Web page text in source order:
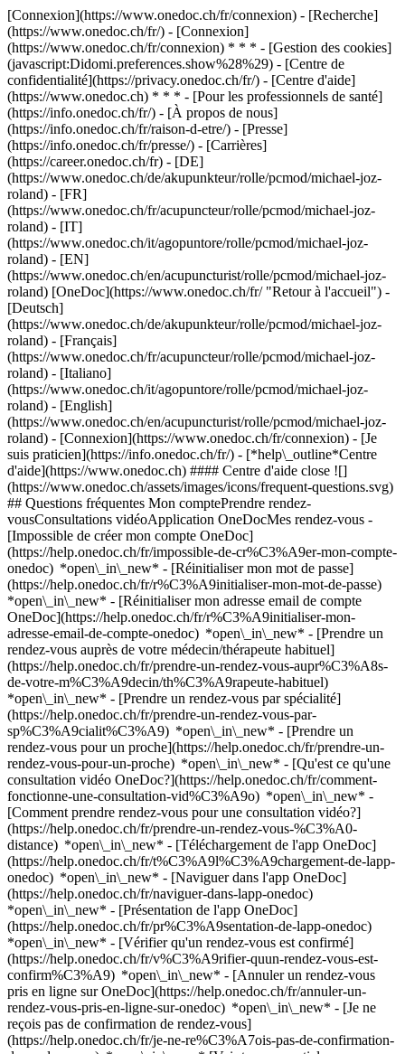
[Connexion](https://www.onedoc.ch/fr/connexion) - [Recherche]
(https://www.onedoc.ch/fr/) - [Connexion]
(https://www.onedoc.ch/fr/connexion) * * * - [Gestion des cookies]
(javascript:Didomi.preferences.show%28%29) - [Centre de
confidentialité](https://privacy.onedoc.ch/fr/) - [Centre d'aide]
(https://www.onedoc.ch) * * * - [Pour les professionnels de santé]
(https://info.onedoc.ch/fr/) - [À propos de nous]
(https://info.onedoc.ch/fr/raison-d-etre/) - [Presse]
(https://info.onedoc.ch/fr/presse/) - [Carrières]
(https://career.onedoc.ch/fr) - [DE]
(https://www.onedoc.ch/de/akupunkteur/rolle/pcmod/michael-joz-
roland) - [FR]
(https://www.onedoc.ch/fr/acupuncteur/rolle/pcmod/michael-joz-
roland) - [IT]
(https://www.onedoc.ch/it/agopuntore/rolle/pcmod/michael-joz-
roland) - [EN]
(https://www.onedoc.ch/en/acupuncturist/rolle/pcmod/michael-joz-
roland) [OneDoc](https://www.onedoc.ch/fr/ "Retour à l'accueil") -
[Deutsch]
(https://www.onedoc.ch/de/akupunkteur/rolle/pcmod/michael-joz-
roland) - [Français]
(https://www.onedoc.ch/fr/acupuncteur/rolle/pcmod/michael-joz-
roland) - [Italiano]
(https://www.onedoc.ch/it/agopuntore/rolle/pcmod/michael-joz-
roland) - [English]
(https://www.onedoc.ch/en/acupuncturist/rolle/pcmod/michael-joz-
roland) - [Connexion](https://www.onedoc.ch/fr/connexion) - [Je
suis praticien](https://info.onedoc.ch/fr/) - [*help\_outline*Centre
d'aide](https://www.onedoc.ch) #### Centre d'aide close ![]
(https://www.onedoc.ch/assets/images/icons/frequent-questions.svg)
## Questions fréquentes Mon comptePrendre rendez-
vousConsultations vidéoApplication OneDocMes rendez-vous -
[Impossible de créer mon compte OneDoc]
(https://help.onedoc.ch/fr/impossible-de-cr%C3%A9er-mon-compte-
onedoc) *open\_in\_new* - [Réinitialiser mon mot de passe]
(https://help.onedoc.ch/fr/r%C3%A9initialiser-mon-mot-de-passe)
*open\_in\_new* - [Réinitialiser mon adresse email de compte
OneDoc](https://help.onedoc.ch/fr/r%C3%A9initialiser-mon-
adresse-email-de-compte-onedoc) *open\_in\_new* - [Prendre un
rendez-vous auprès de votre médecin/thérapeute habituel]
(https://help.onedoc.ch/fr/prendre-un-rendez-vous-aupr%C3%A8s-
de-votre-m%C3%A9decin/th%C3%A9rapeute-habituel)
*open\_in\_new* - [Prendre un rendez-vous par spécialité]
(https://help.onedoc.ch/fr/prendre-un-rendez-vous-par-
sp%C3%A9cialit%C3%A9) *open\_in\_new* - [Prendre un
rendez-vous pour un proche](https://help.onedoc.ch/fr/prendre-un-
rendez-vous-pour-un-proche) *open\_in\_new* - [Qu'est ce qu'une
consultation vidéo OneDoc?](https://help.onedoc.ch/fr/comment-
fonctionne-une-consultation-vid%C3%A9o) *open\_in\_new* -
[Comment prendre rendez-vous pour une consultation vidéo?]
(https://help.onedoc.ch/fr/prendre-un-rendez-vous-%C3%A0-
distance) *open\_in\_new* - [Téléchargement de l'app OneDoc]
(https://help.onedoc.ch/fr/t%C3%A9l%C3%A9chargement-de-lapp-
onedoc) *open\_in\_new* - [Naviguer dans l'app OneDoc]
(https://help.onedoc.ch/fr/naviguer-dans-lapp-onedoc)
*open\_in\_new* - [Présentation de l'app OneDoc]
(https://help.onedoc.ch/fr/pr%C3%A9sentation-de-lapp-onedoc)
*open\_in\_new* - [Vérifier qu'un rendez-vous est confirmé]
(https://help.onedoc.ch/fr/v%C3%A9rifier-quun-rendez-vous-est-
confirm%C3%A9) *open\_in\_new* - [Annuler un rendez-vous
pris en ligne sur OneDoc](https://help.onedoc.ch/fr/annuler-un-
rendez-vous-pris-en-ligne-sur-onedoc) *open\_in\_new* - [Je ne
reçois pas de confirmation de rendez-vous]
(https://help.onedoc.ch/fr/je-ne-re%C3%A7ois-pas-de-confirmation-